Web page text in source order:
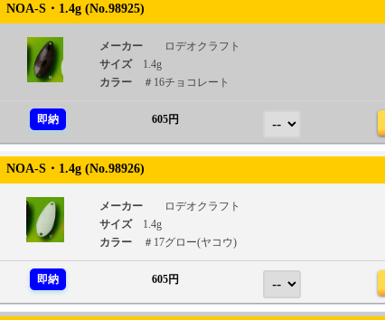
NOA-S・1.4g (No.98925)
メーカー
ロデオクラフト
サイズ
1.4g
カラー
＃16チョコレート
即納 605円
NOA-S・1.4g (No.98926)
メーカー
ロデオクラフト
サイズ
1.4g
カラー
＃17グロー(ヤコウ)
即納 605円